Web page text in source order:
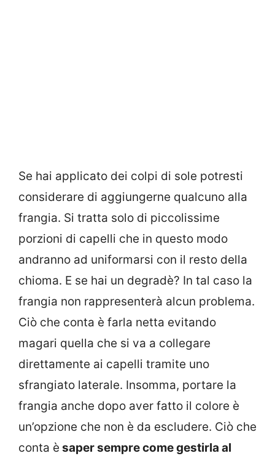
Se hai applicato dei colpi di sole potresti
considerare di aggiungerne qualcuno alla
frangia. Si tratta solo di piccolissime
porzioni di capelli che in questo modo
andranno ad uniformarsi con il resto della
chioma. E se hai un degradè? In tal caso la
frangia non rappresenterà alcun problema.
Ciò che conta è farla netta evitando
magari quella che si va a collegare
direttamente ai capelli tramite uno
sfrangiato laterale. Insomma, portare la
frangia anche dopo aver fatto il colore è
un’opzione che non è da escludere. Ciò che
conta è saper sempre come gestirla al